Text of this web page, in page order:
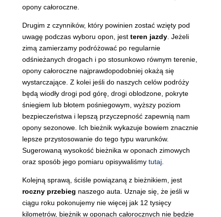
opony całoroczne.
Drugim z czynników, który powinien zostać wzięty pod
uwagę podczas wyboru opon, jest teren jazdy. Jeżeli
zimą zamierzamy podróżować po regularnie
odśnieżanych drogach i po stosunkowo równym terenie,
opony całoroczne najprawdopodobniej okażą się
wystarczające. Z kolei jeśli do naszych celów podróży
będą wiodły drogi pod górę, drogi oblodzone, pokryte
śniegiem lub błotem pośniegowym, wyższy poziom
bezpieczeństwa i lepszą przyczepność zapewnią nam
opony sezonowe. Ich bieżnik wykazuje bowiem znacznie
lepsze przystosowanie do tego typu warunków.
Sugerowaną wysokość bieżnika w oponach zimowych
oraz sposób jego pomiaru opisywaliśmy tutaj.
Kolejną sprawą, ściśle powiązaną z bieżnikiem, jest
roczny przebieg naszego auta. Uznaje się, że jeśli w
ciągu roku pokonujemy nie więcej jak 12 tysięcy
kilometrów, bieżnik w oponach całorocznych nie będzie